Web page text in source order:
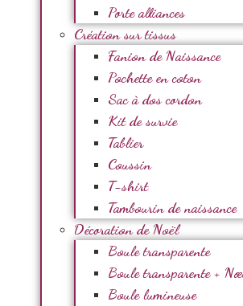
Porte alliances
Création sur tissus
Fanion de Naissance
Pochette en coton
Sac à dos cordon
Kit de survie
Tablier
Coussin
T-shirt
Tambourin de naissance
Décoration de Noël
Boule transparente
Boule transparente +
Boule lumineuse